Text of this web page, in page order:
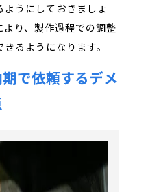
うにしておきましょ
り、製作過程での調整
るようになります。
で依頼するデメ